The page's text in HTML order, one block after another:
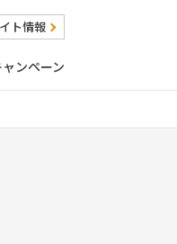
ト情報
ャンペーン